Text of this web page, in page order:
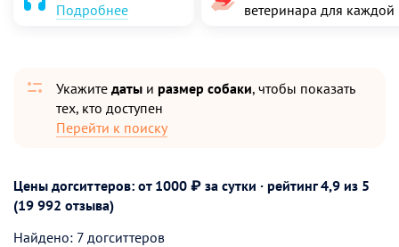
Подробнее
ветеринара для
Укажите даты и размер собаки, чтобы показать
тех, кто доступен
Перейти к поиску
Цены догситтеров: от 1000 ₽ за сутки · рейтинг4,9 из 5
(19 992 отзыва)
Найдено: 7 догситтеров